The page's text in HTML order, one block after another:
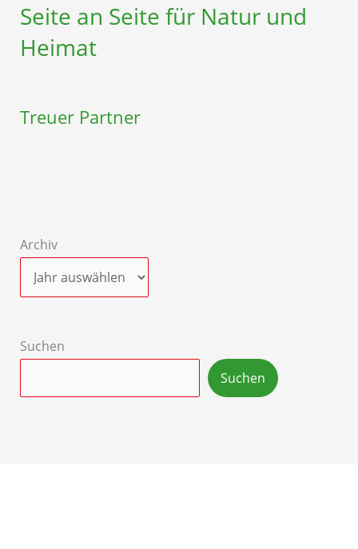
Seite an Seite für Natur und
Heimat
Treuer Partner
Archiv
Suchen
Suchen